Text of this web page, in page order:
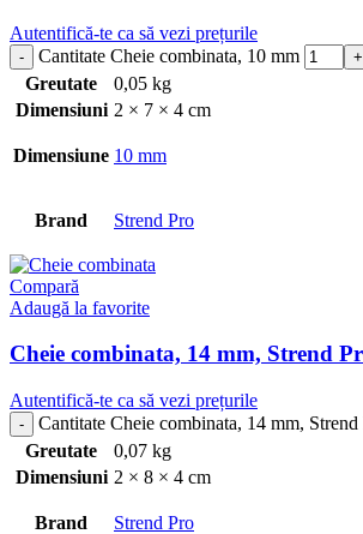
Autentifică-te ca să vezi prețurile
Cantitate Cheie combinata, 10 mm
Greutate
0,05 kg
Dimensiuni 2 × 7 × 4 cm
Dimensiune 10 mm
Brand Strend Pro
Compară
Adaugă la favorite
Cheie combinata, 14 mm, Strend
Autentifică-te ca să vezi prețurile
Cantitate Cheie combinata, 14 mm, Strend
Greutate
0,07 kg
Dimensiuni 2 × 8 × 4 cm
Brand Strend Pro